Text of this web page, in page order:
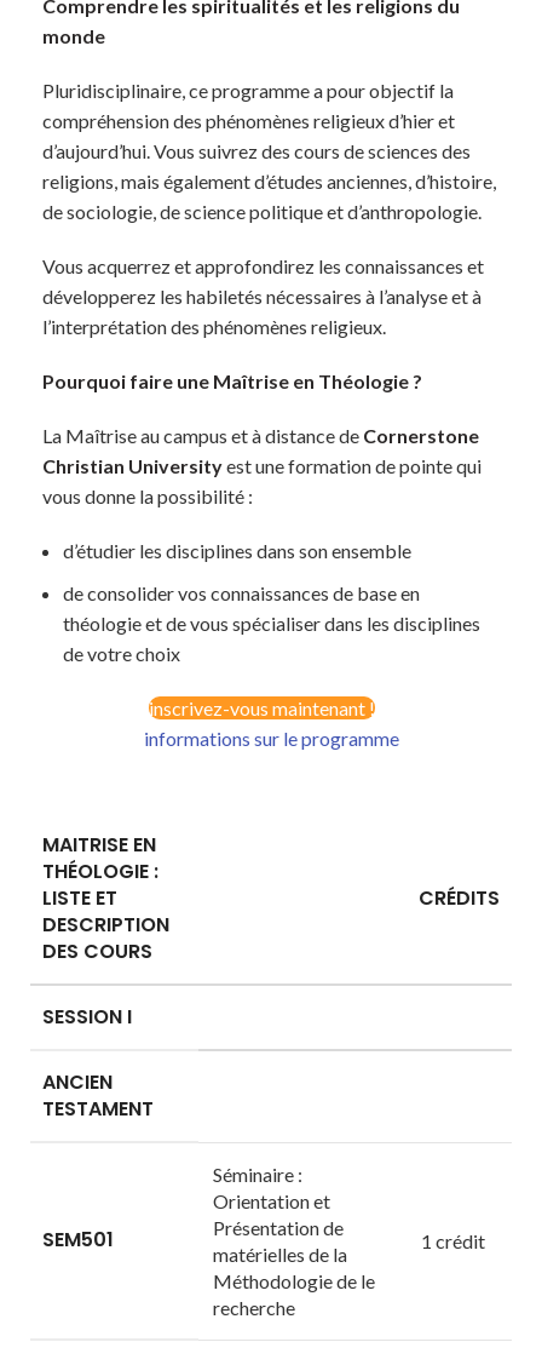
Comprendre les spiritualités et les religions du
monde
Pluridisciplinaire, ce programme a pour objectif la
compréhension des phénomènes religieux d’hier et
d’aujourd’hui. Vous suivrez des cours de sciences des
religions, mais également d’études anciennes, d’histoire,
de sociologie, de science politique et d’anthropologie.
Vous acquerrez et approfondirez les connaissances et
développerez les habiletés nécessaires à l’analyse et à
l’interprétation des phénomènes religieux.
Pourquoi faire une Maîtrise en Théologie ?
La Maîtrise au campus et à distance de Cornerstone
Christian Universityest une formation de pointe qui
vous donne la possibilité :
d’étudier les disciplines dans son ensemble
de consolider vos connaissances de base en
théologie et de vous spécialiser dans les disciplines
de votre choix
inscrivez-vous maintenant !
informations sur le programme
MAITRISE EN
THÉOLOGIE :
LISTE ET
DESCRIPTION
DES COURS
CRÉDITS
SESSION I
ANCIEN
TESTAMENT
SEM501
Séminaire :
Orientation et
Présentation de
matérielles de la
Méthodologie de le
recherche
1 crédit